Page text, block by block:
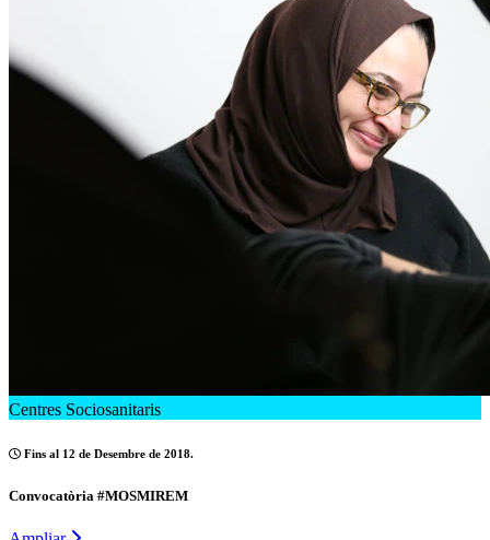
Centres Sociosanitaris
Fins al 12 de Desembre de 2018.
Convocatòria #MOSMIREM